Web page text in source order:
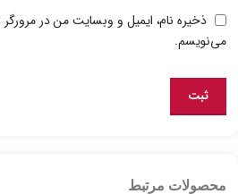
ذخیره نام، ایمیل و وبسایت من در
می‌نویسم.
محصولات مرتبط